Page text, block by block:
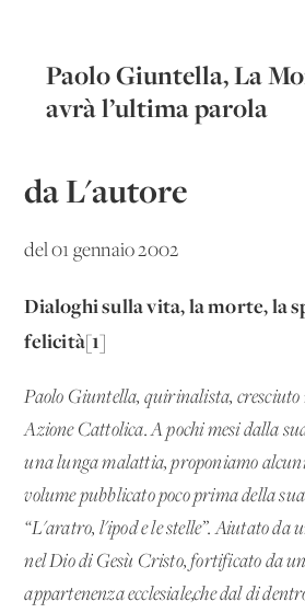
Paolo Giuntella, La
avrà l’ultima parola
da L'autore
del 01 gennaio 2002
Dialoghi sulla vita, la morte, la
felicità[1]
Paolo Giuntella, quirinalista, cresciuto
Azione Cattolica. A pochi mesi dalla
una lunga malattia, proponiamo
volume pubblicato poco prima della
“L'aratro, l'ipod e le stelle”. Aiutato da
nel Dio di Gesù Cristo, fortificato da
appartenenza ecclesiale,che dal di